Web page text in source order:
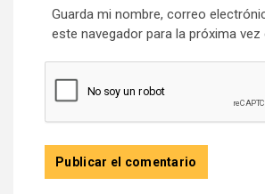
Guarda mi nombre, correo
este navegador para la próxima vez